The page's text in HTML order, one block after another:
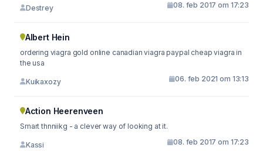
Destrey 08. feb 2017 om 17:23
Albert Hein
ordering viagra gold online canadian viagra paypal cheap viagra in
the usa
Kuikaxozy 06. feb 2021 om 13:13
Action Heerenveen
Smart thnniikg - a clever way of looking at it.
Kassi 08. feb 2017 om 17:23